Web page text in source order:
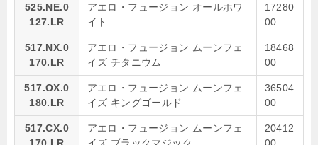
525.NE.0
127.LR
アエロ・フュージョン オールホワ
イト
17280
00
517.NX.0
170.LR
アエロ・フュージョン ムーンフェ
イズ チタニウム
18468
00
517.OX.0
180.LR
アエロ・フュージョン ムーンフェ
イズ キングゴールド
36504
00
517.CX.0
アエロ・フュージョン ムーンフェ
20412